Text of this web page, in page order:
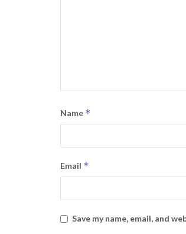
Name *
Email *
Save my name, email, and